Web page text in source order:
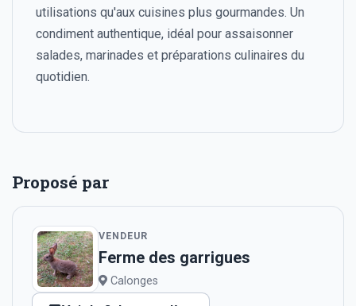
utilisations qu'aux cuisines plus gourmandes. Un
condiment authentique, idéal pour assaisonner
salades, marinades et préparations culinaires du
quotidien.
Proposé par
VENDEUR
Ferme des garrigues
Calonges